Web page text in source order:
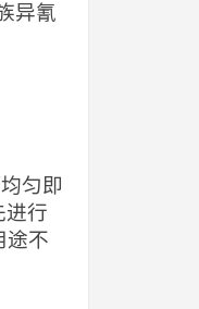
异氰
匀即
进行
途不